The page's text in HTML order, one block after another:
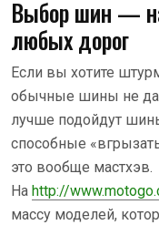
Выбор шин —
любых дорог
Если вы хотите
обычные шины не
лучше подойдут
способные
это вообще мастхэв.
На http://
массу моделей,